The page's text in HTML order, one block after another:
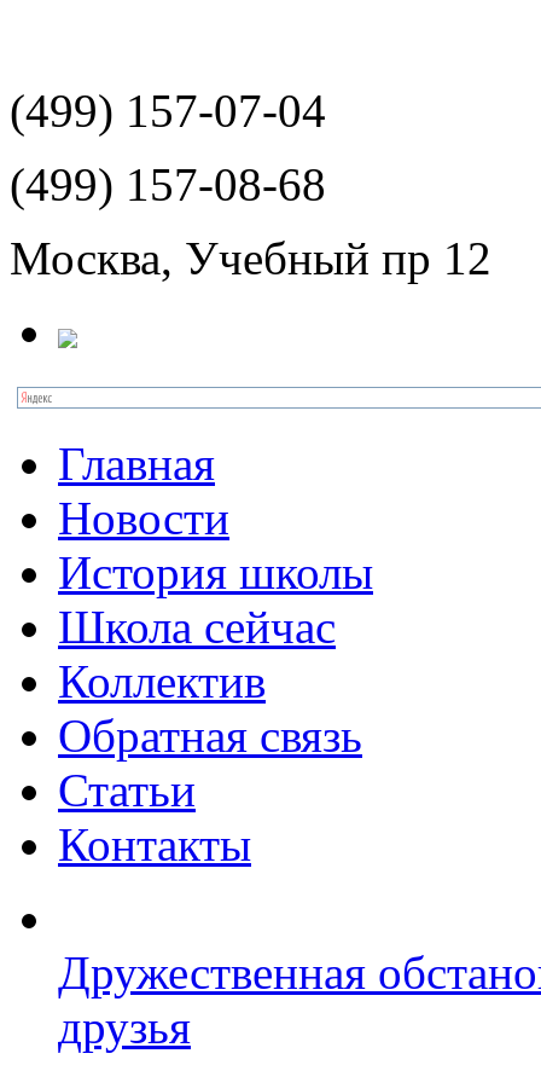
(499) 157-07-04
(499) 157-08-68
Москва, Учебный пр 12
Главная
Новости
История школы
Школа сейчас
Коллектив
Обратная связь
Статьи
Контакты
Дружественная
друзья